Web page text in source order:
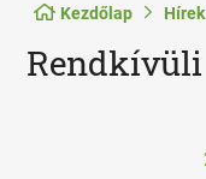
Kezdőlap Hírek